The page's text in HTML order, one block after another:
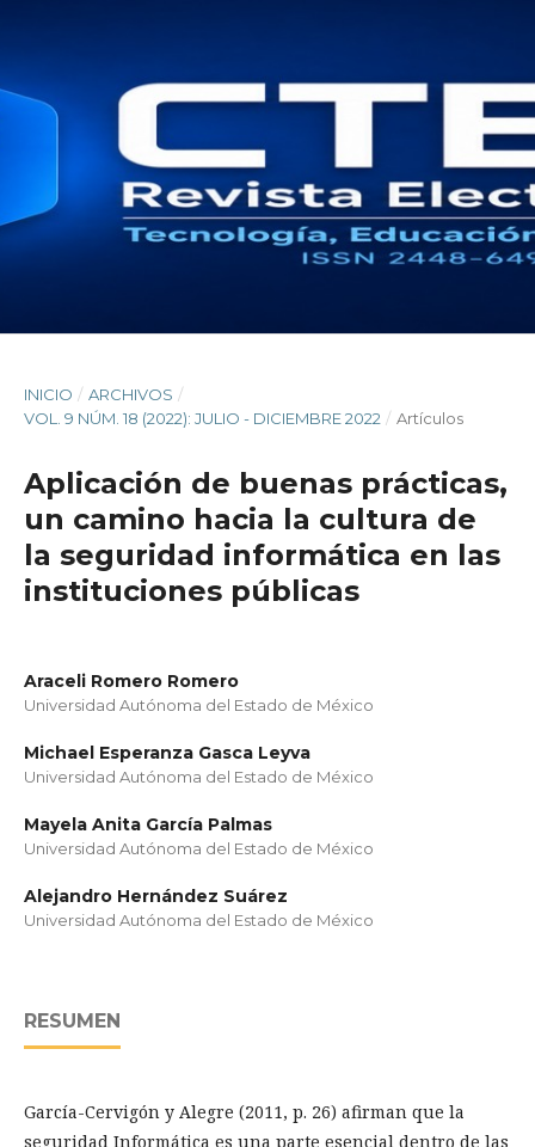
INICIO / ARCHIVOS /
VOL. 9 NÚM. 18 (2022): JULIO - DICIEMBRE 2022 / Artículos
Aplicación de buenas prácticas,
un camino hacia la cultura de
la seguridad informática en las
instituciones públicas
Araceli Romero Romero
Universidad Autónoma del Estado de México
Michael Esperanza Gasca Leyva
Universidad Autónoma del Estado de México
Mayela Anita García Palmas
Universidad Autónoma del Estado de México
Alejandro Hernández Suárez
Universidad Autónoma del Estado de México
RESUMEN
García-Cervigón y Alegre (2011, p. 26) afirman que la
seguridad Informática es una parte esencial dentro de las